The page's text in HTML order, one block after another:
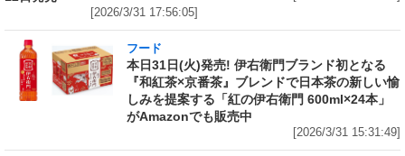
[2026/3/31 17:56:05]
フード
本日31日(火)発売! 伊右衛門ブランド初となる
『和紅茶×京番茶』ブレンドで日本茶の新しい愉
しみを提案する「紅の伊右衛門 600ml×24本」
がAmazonでも販売中
[2026/3/31 15:31:49]